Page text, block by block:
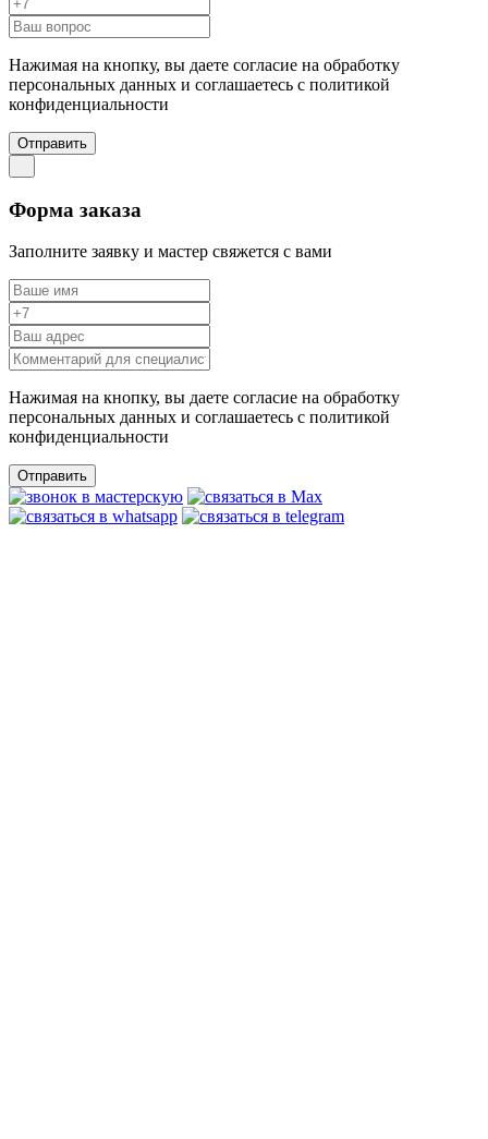
Нажимая на кнопку, вы даете согласие на обработку
персональных данных и соглашаетесь c политикой
конфиденциальности
Отправить
Форма заказа
Заполните заявку и мастер свяжется с вами
Нажимая на кнопку, вы даете согласие на обработку
персональных данных и соглашаетесь c политикой
конфиденциальности
Отправить